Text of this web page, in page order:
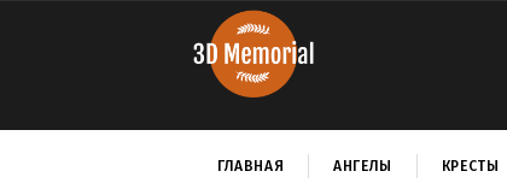
ГЛАВНАЯ АНГЕЛЫ КРЕСТЫ